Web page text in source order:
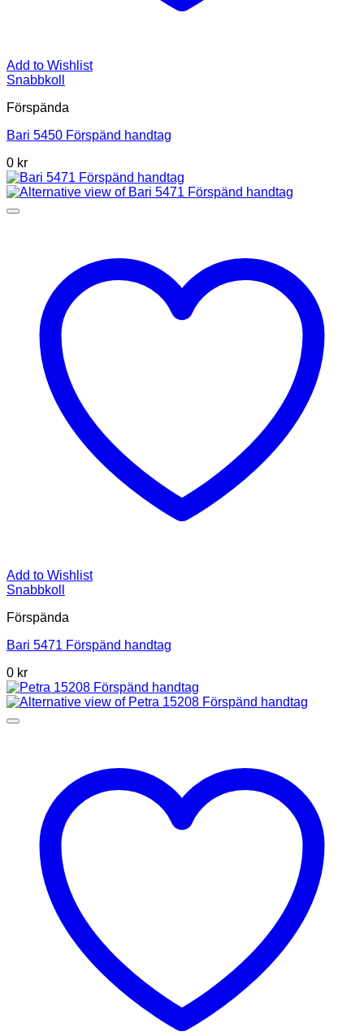
Add to Wishlist
Snabbkoll
Förspända
Bari 5450 Förspänd handtag
0 kr
Add to Wishlist
Snabbkoll
Förspända
Bari 5471 Förspänd handtag
0 kr